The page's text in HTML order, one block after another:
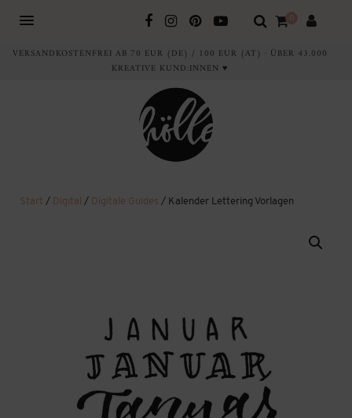
0
VERSANDKOSTENFREI AB 70 EUR (DE) / 100 EUR (AT) · ÜBER 43.000
KREATIVE KUND:INNEN ♥
Start / Digital / Digitale Guides / Kalender Lettering Vorlagen